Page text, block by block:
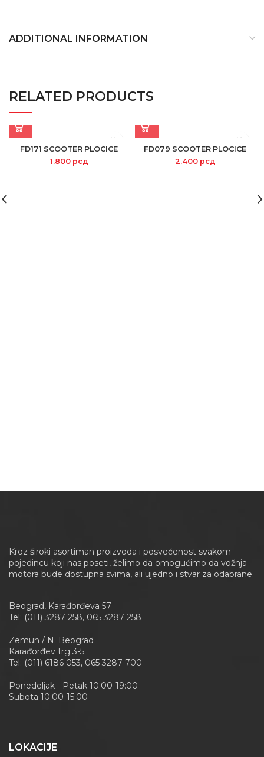
ADDITIONAL INFORMATION
RELATED PRODUCTS
FD171 SCOOTER PLOCICE
1.800 рсд
FD079 SCOOTER PLOCICE
2.400 рсд
Kroz široki asortiman proizvoda i posvećenost svakom
pojedincu koji nas poseti, želimo da omogućimo da vožnja
motora bude dostupna svima, ali ujedno i stvar za odabrane.
Beograd, Karađorđeva 57
Tel: (011) 3287 258, 065 3287 258
Zemun / N. Beograd
Karađorđev trg 3-5
Tel: (011) 6186 053, 065 3287 700
Ponedeljak - Petak 10:00-19:00
Subota 10:00-15:00
LOKACIJE